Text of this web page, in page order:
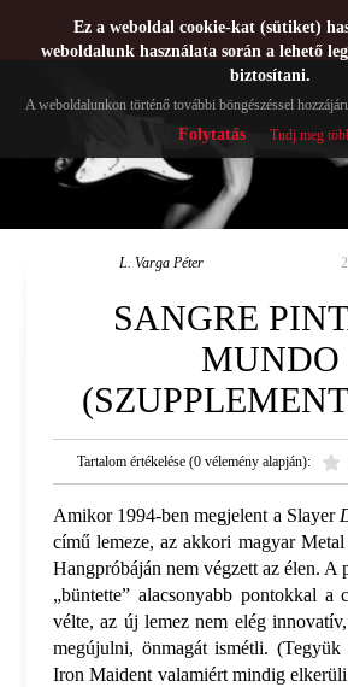
L. Varga Péter
SANGRE
MUNDO
Tartalom értékelése (0 vélemény alapján):
Amikor 1994-ben megjelent a Slayer
című lemeze, az akkori magyar
Hangpróbáján nem végzett az élen. A
„büntette” alacsonyabb pontokkal a
vélte, az új lemez nem elég
megújulni, önmagát ismétli. (Tegyük
Iron Maident valamiért mindig
Ez a weboldal cookie-kat (sütiket)
weboldalunk használata során a lehető
biztosítani.
A weboldalunkon történő további böngészéssel
Folytatás Tudj meg